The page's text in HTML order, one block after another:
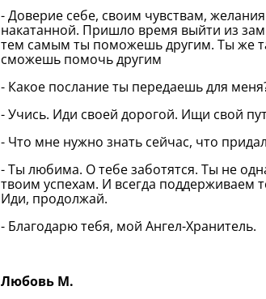
- Доверие себе, своим чувствам,
накатанной. Пришло время выйти из
тем самым ты поможешь другим. Ты же
сможешь помочь другим
- Какое послание ты передаешь для
- Учись. Иди своей дорогой. Ищи свой
- Что мне нужно знать сейчас, что
- Ты любима. О тебе заботятся. Ты не
твоим успехам. И всегда поддерживаем
Иди, продолжай.
- Благодарю тебя, мой Ангел-Хранитель.
Любовь М.